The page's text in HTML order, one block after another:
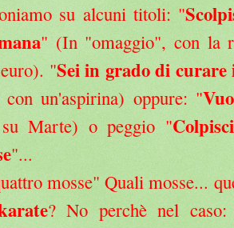
su alcuni titoli: "
" (In "omaggio", con la
"Sei in grado di
un'aspirina) oppure: "
Marte) o peggio "
"...
mosse" Quali mosse...
? No perchè nel